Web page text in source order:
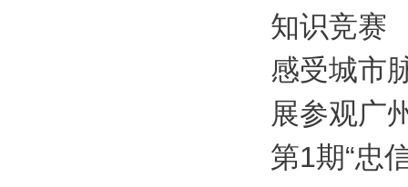
知识竞赛
感受城市
展参观广
第1期“忠